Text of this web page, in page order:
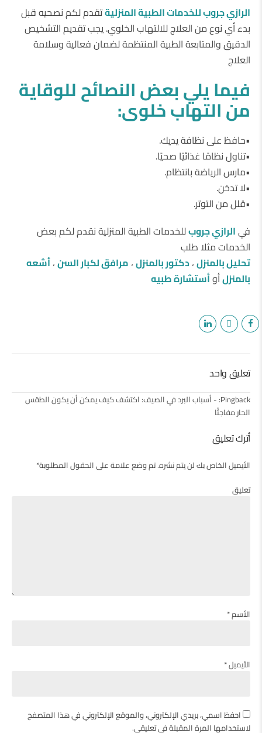
الرازي جروب للخدمات الطبية المنزليةتقدم لكم نصحيه قبل
بدء أي نوع من العلاج للالتهاب الخلوي. يجب تقديم التشخيص
الدقيق والمتابعة الطبية المنتظمة لضمان فعالية وسلامة
العلاج
فيما يلي بعض النصائح للوقاية
من التهاب خلوى:
•حافظ على نظافة يديك.
•تناول نظامًا غذائيًا صحيًا.
•مارس الرياضة بانتظام.
•لا تدخن.
•قلل من التوتر.
فيالرازي جروبللخدمات الطبية المنزلية نقدم لكم بعض
الخدمات مثلا طلب
تحليل بالمنزل،دكتور بالمنزل، مرافق لكبار السن،أشعه
بالمنزلأوأستشارة طبيه
تعليق واحد
Pingback: - أسباب البرد في الصيف: اكتشف كيف يمكن أن يكون الطقس
الحار مفاجئًا
أترك تعليق
الأيميل الخاص بك لن يتم نشره. تم وضع علامة على الحقول المطلوبة*
تعليق
الأسم *
الأيميل *
احفظ اسمي، بريدي الإلكتروني، والموقع الإلكتروني في هذا المتصفح
لاستخدامها المرة المقبلة في تعليقي.